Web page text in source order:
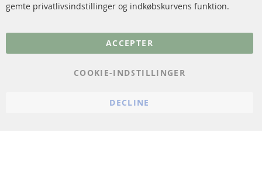
gemte privatlivsindstillinger og indkøbskurvens funktion.
ACCEPTER
COOKIE-INDSTILLINGER
DECLINE